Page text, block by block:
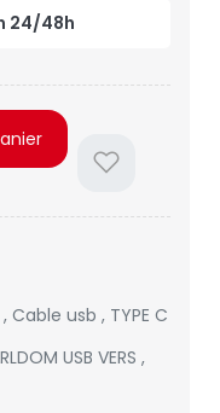
24/48h
, Cable usb , TYPE C
USB VERS ,